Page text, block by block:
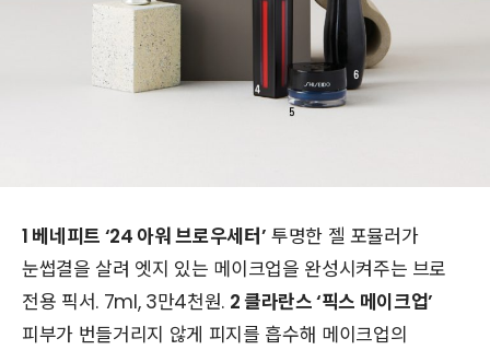
1 베네피트 ‘24 아워 브로우세터’ 투명한 젤 포뮬러가
눈썹결을 살려 엣지 있는 메이크업을 완성시켜주는 브로
전용 픽서. 7ml, 3만4천원. 2 클라란스 ‘픽스 메이크업’
피부가 번들거리지 않게 피지를 흡수해 메이크업의